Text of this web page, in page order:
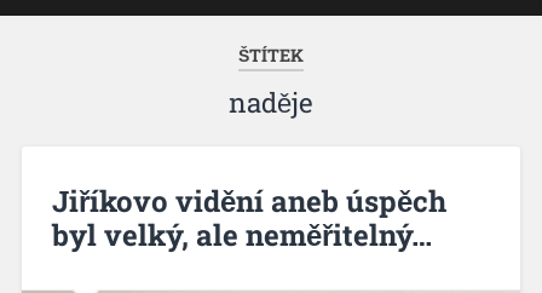
ŠTÍTEK
naděje
Jiříkovo vidění aneb úspěch
byl velký, ale neměřitelný…